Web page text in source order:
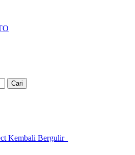
Kembali Bergulir